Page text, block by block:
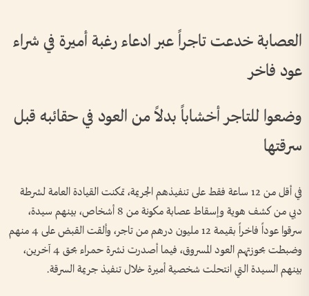
العصابة خدعت تاجراً عبر ادعاء رغبة أميرة في شراء
عود فاخر
وضعوا للتاجر أخشاباً بدلاً من العود في حقائبه قبل
سرقتها
في أقل من 12 ساعة فقط على تنفيذهم الجريمة، تمكنت القيادة العامة لشرطة
دبي من كشف هوية وإسقاط عصابة مكونة من 8 أشخاص، بينهم سيدة،
سرقوا عوداً فاخراً بقيمة 12 مليون درهم من تاجر، وألقت القبض على 4 منهم
وضبطت بحوزتهم العود المسروق، فيما أصدرت نشرة حمراء بحق 4 آخرين،
بينهم السيدة التي انتحلت شخصية أميرة خلال تنفيذ جريمة السرقة.